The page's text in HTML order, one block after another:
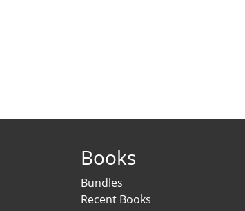
Books
Bundles
Recent Books